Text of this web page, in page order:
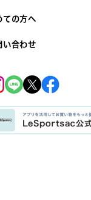
ての方へ
い合わせ